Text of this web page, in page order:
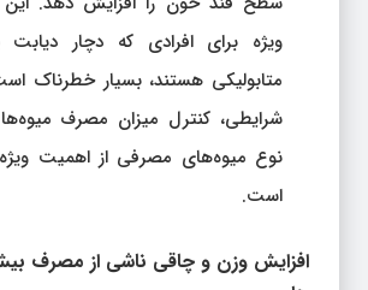
ویژه برای افرادی که دچار
متابولیکی هستند، بسیار خطرناک
شرایطی، کنترل میزان مصرف
نوع میوه‌های مصرفی از اهمیت
است.
افزایش وزن و چاقی ناشی از مصرف